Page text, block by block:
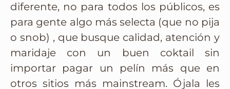
diferente, no para todos los públicos, es
para gente algo más selecta (que no pija
o snob) , que busque calidad, atención y
maridaje con un buen coktail sin
importar pagar un pelín más que en
otros sitios más mainstream. Ójala les